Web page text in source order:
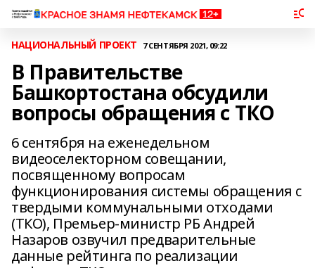
НАЦИОНАЛЬНЫЙ ПРОЕКТ 7 СЕНТЯБРЯ 2021, 09:22
В Правительстве
Башкортостана обсудили
вопросы обращения с ТКО
6 сентября на еженедельном
видеоселекторном совещании,
посвященному вопросам
функционирования системы обращения с
твердыми коммунальными отходами
(ТКО), Премьер-министр РБ Андрей
Назаров озвучил предварительные
данные рейтинга по реализации